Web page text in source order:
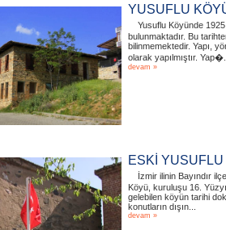
YUSUFLU
Yusuflu Köyünde 1925
bulunmaktadır. Bu
bilinmemektedir. Yapı,
olarak yapılmıştır. Yap�...
devam »
ESKİ
İzmir ilinin Bayındır
Köyü, kuruluşu 16.
gelebilen köyün tarihi
konutların dışın...
devam »